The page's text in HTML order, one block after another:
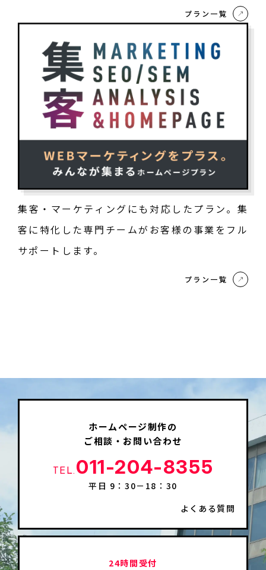
プラン一覧
集客・マーケティングにも対応したプラン。集
客に特化した専門チームがお客様の事業をフル
サポートします。
プラン一覧
ホームページ制作の
ご相談・お問い合わせ
TEL. 011-204-8355
平日 9：30－18：30
よくある質問
24時間受付